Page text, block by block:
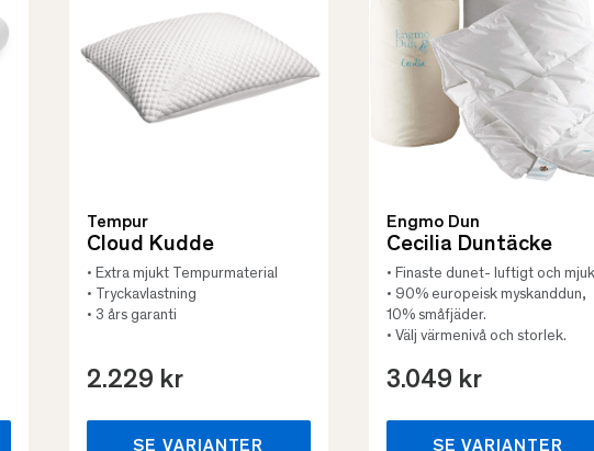
Tempur
Cloud Kudde
• Extra mjukt Tempurmaterial
• Tryckavlastning
• 3 års garanti
2.229 kr
SE VARIANTER
Engmo Dun
Cecilia Duntäcke
• Finaste dunet- luftigt och
• 90% europeisk myskanddun,
10% småfjäder.
• Välj värmenivå och storlek.
3.049 kr
SE VARIANTER